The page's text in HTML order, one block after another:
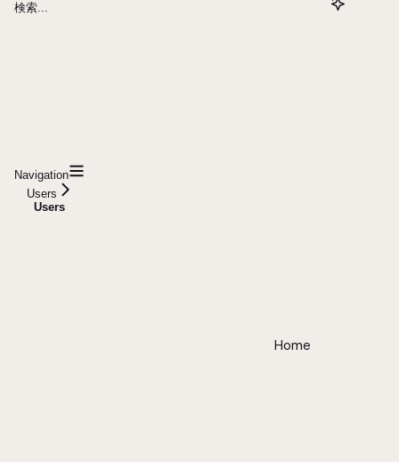
検索...
Navigation
Users
Users
Home